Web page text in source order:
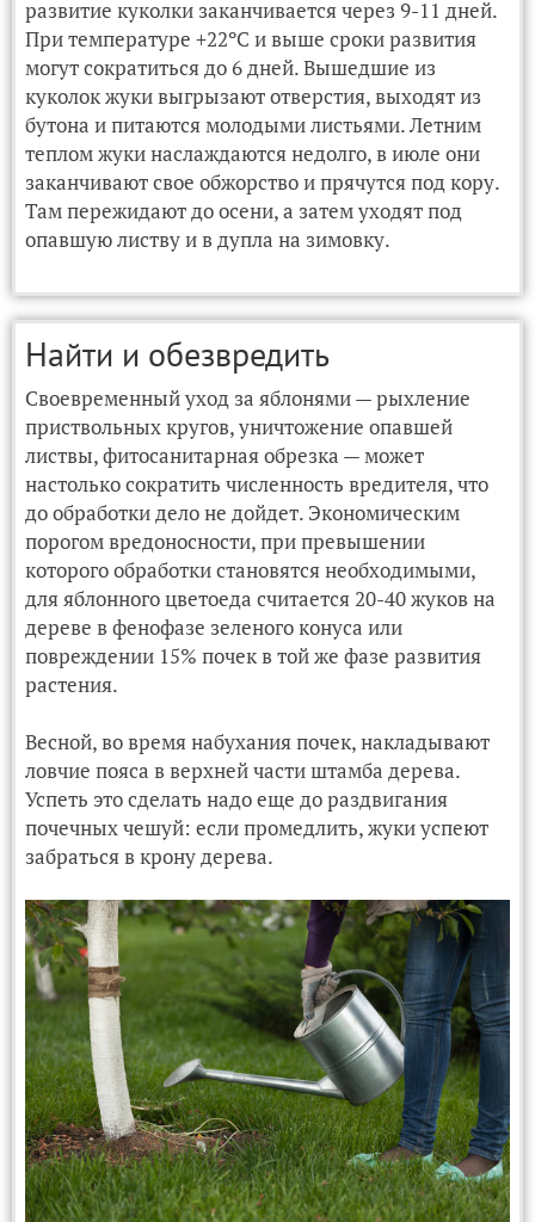
развитие куколки заканчивается через 9-11 дней.
При температуре +22ºС и выше сроки развития
могут сократиться до 6 дней. Вышедшие из
куколок жуки выгрызают отверстия, выходят из
бутона и питаются молодыми листьями. Летним
теплом жуки наслаждаются недолго, в июле они
заканчивают свое обжорство и прячутся под кору.
Там пережидают до осени, а затем уходят под
опавшую листву и в дупла на зимовку.
Найти и обезвредить
Своевременный уход за яблонями — рыхление
приствольных кругов, уничтожение опавшей
листвы, фитосанитарная обрезка — может
настолько сократить численность вредителя, что
до обработки дело не дойдет. Экономическим
порогом вредоносности, при превышении
которого обработки становятся необходимыми,
для яблонного цветоеда считается 20-40 жуков на
дереве в фенофазе зеленого конуса или
повреждении 15% почек в той же фазе развития
растения.
Весной, во время набухания почек, накладывают
ловчие пояса в верхней части штамба дерева.
Успеть это сделать надо еще до раздвигания
почечных чешуй: если промедлить, жуки успеют
забраться в крону дерева.